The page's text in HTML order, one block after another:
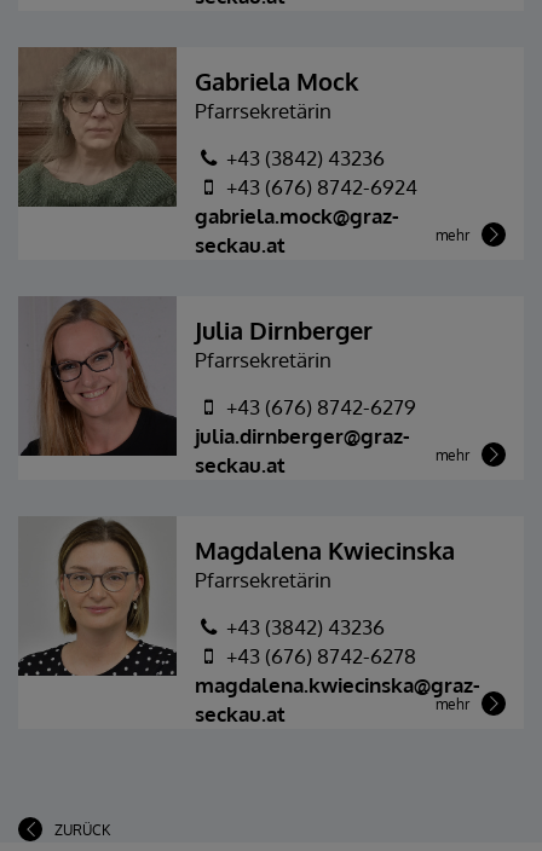
Gabriela Mock
Pfarrsekretärin
+43 (3842) 43236
+43 (676) 8742-6924
gabriela.mock@graz-
seckau.at
mehr
Julia Dirnberger
Pfarrsekretärin
+43 (676) 8742-6279
julia.dirnberger@graz-
seckau.at
mehr
Magdalena Kwiecinska
Pfarrsekretärin
+43 (3842) 43236
+43 (676) 8742-6278
magdalena.kwiecinska@graz-
seckau.at
mehr
ZURÜCK